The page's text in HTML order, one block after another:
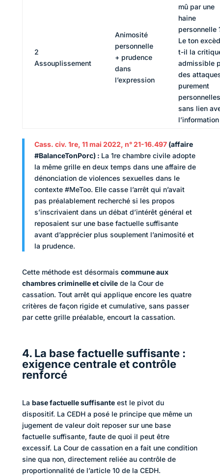
2
Assouplissement
Animosité
personnelle
+ prudence
dans
l’expression
mû par une
haine
personnelle
Le ton
t-il la
admissible
des
purement
personnelles
sans lien
l’information
Cass. civ. 1re, 11 mai 2022, n° 21-16.497(affaire
#BalanceTonPorc) : La 1re chambre civile adopte
la même grille en deux temps dans une affaire de
dénonciation de violences sexuelles dans le
contexte #MeToo. Elle casse l’arrêt qui n’avait
pas préalablement recherché si les propos
s’inscrivaient dans un débat d’intérêt général et
reposaient sur une base factuelle suffisante
avant d’apprécier plus souplement l’animosité et
la prudence.
Cette méthode est désormais commune aux
chambres criminelle et civilede la Cour de
cassation. Tout arrêt qui applique encore les quatre
critères de façon rigide et cumulative, sans passer
par cette grille préalable, encourt la cassation.
4. La base factuelle suffisante :
exigence centrale et contrôle
renforcé
La base factuelle suffisanteest le pivot du
dispositif. La CEDH a posé le principe que même un
jugement de valeur doit reposer sur une base
factuelle suffisante, faute de quoi il peut être
excessif. La Cour de cassation en a fait une condition
sine qua non, directement reliée au contrôle de
proportionnalité de l’article 10 de la CEDH.